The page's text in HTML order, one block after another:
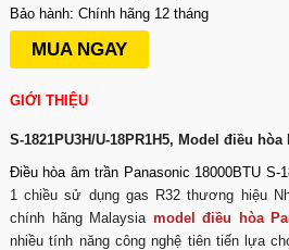
Bảo hành: Chính hãng 12 tháng
MUA NGAY
GIỚI THIỆU
S-1821PU3H/U-18PR1H5, Model điều
Điều hòa âm trần Panasonic 18000BTU S-
1 chiều sử dụng gas R32 thương hiệu
chính hãng Malaysia model điều hòa
nhiều tính năng công nghệ tiên tiến lựa